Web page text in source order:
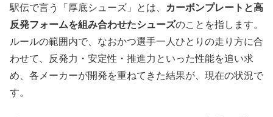
駅伝で言う「厚底シューズ」とは、
カーボンプレートと高
反発フォームを組み合わせたシューズのことを指します。
ルールの範囲内で、なおかつ選手一人ひとりの走り方に合
わせて、反発力・安定性・推進力といった性能を追い求
め、各メーカーが開発を重ねてきた結果が、現在の状況で
す。